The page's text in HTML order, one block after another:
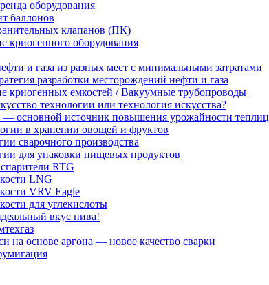
оборудования
баллонов
клапанов (ПК)
криогенного оборудования
и газа из разных мест с минимальными затратами
разработки месторождений нефти и газа
криогенных емкостей / Вакуумные трубопроводы
технологии или технология искусства?
— основной источник повышения урожайности теплиц
в хранении овощей и фруктов
сварочного производства
для упаковки пищевых продуктов
RTG
LNG
VRV Eagle
для углекислоты
вкус пива!
на основе аргона — новое качество сварки